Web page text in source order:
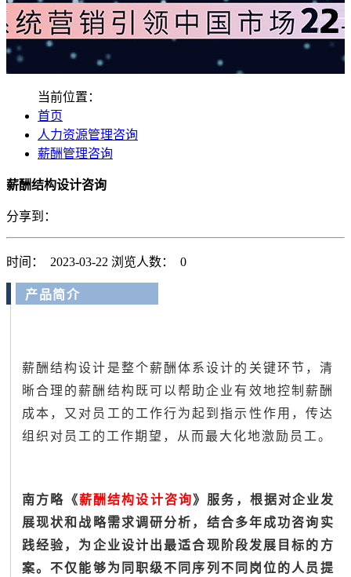
当前位置：
首页
人力资源管理咨询
薪酬管理咨询
薪酬结构设计咨询
分享到：
时间： 2023-03-22 浏览人数： 0
产品简介
薪酬结构设计是整个薪酬体系设计的关键环节，清
晰合理的薪酬结构既可以帮助企业有效地控制薪酬
成本，又对员工的工作行为起到指示性作用，传达
组织对员工的工作期望，从而最大化地激励员工。
南方略《薪酬结构设计咨询》服务，根据对企业发
展现状和战略需求调研分析，结合多年成功咨询实
践经验，为企业设计出最适合现阶段发展目标的方
案。不仅能够为同职级不同序列不同岗位的人员提